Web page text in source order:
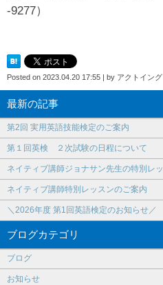
-9277）
Posted on 2023.04.20 17:55 | by アクトイン
最新の記事
第2回 実用英語技能検定のご案内
第１回英検 ２次試験の日程について
ネイティブ講師ジョナサン先生の特別レ
ネイティブ講師特別レッスンのご案内
＼2026年度 第1回英語検定のお知らせ／
ブログカテゴリ
ブログ
お知らせ